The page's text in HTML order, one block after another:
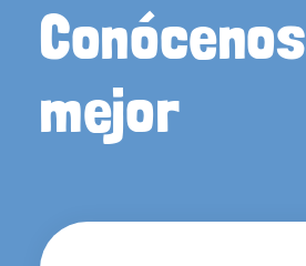
Conócenos
mejor